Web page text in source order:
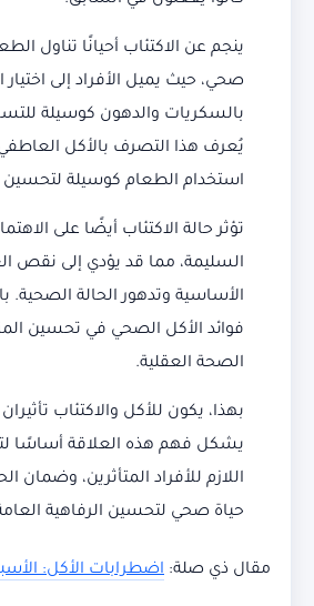
ينجم عن الاكتئاب أحيانًا تناول
صحي، حيث يميل الأفراد إلى اختيار
بالسكريات والدهون كوسيلة
يُعرف هذا التصرف بالأكل
استخدام الطعام كوسيلة لتحسين
تؤثر حالة الاكتئاب أيضًا على
السليمة، مما قد يؤدي إلى نقص
الأساسية وتدهور الحالة الصحية.
فوائد الأكل الصحي في تحسين
الصحة العقلية.
بهذا، يكون للأكل والاكتئاب
يشكل فهم هذه العلاقة أساسًا
اللازم للأفراد المتأثرين، وضمان
حياة صحي لتحسين الرفاهية
مقال ذي صلة: اضطرابات الأكل: